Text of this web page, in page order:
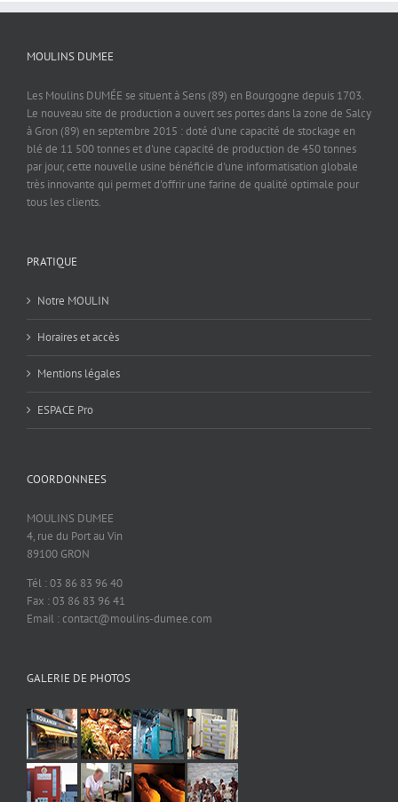
MOULINS DUMEE
Les Moulins DUMÉE se situent à Sens (89) en Bourgogne depuis 1703.
Le nouveau site de production a ouvert ses portes dans la zone de Salcy
à Gron (89) en septembre 2015 : doté d'une capacité de stockage en
blé de 11 500 tonnes et d'une capacité de production de 450 tonnes
par jour, cette nouvelle usine bénéficie d'une informatisation globale
très innovante qui permet d'offrir une farine de qualité optimale pour
tous les clients.
PRATIQUE
Notre MOULIN
Horaires et accès
Mentions légales
ESPACE Pro
COORDONNEES
MOULINS DUMEE
4, rue du Port au Vin
89100 GRON
Tél : 03 86 83 96 40
Fax : 03 86 83 96 41
Email : contact@moulins-dumee.com
GALERIE DE PHOTOS